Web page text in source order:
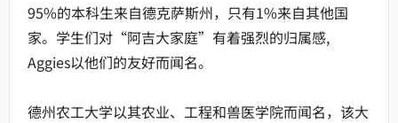
95%的本科生来自德克萨斯州，只有1%来自其他国
家。学生们对“阿吉大家庭”有着强烈的归属感,
Aggies以他们的友好而闻名。
德州农工大学以其农业、工程和兽医学院而闻名，该大